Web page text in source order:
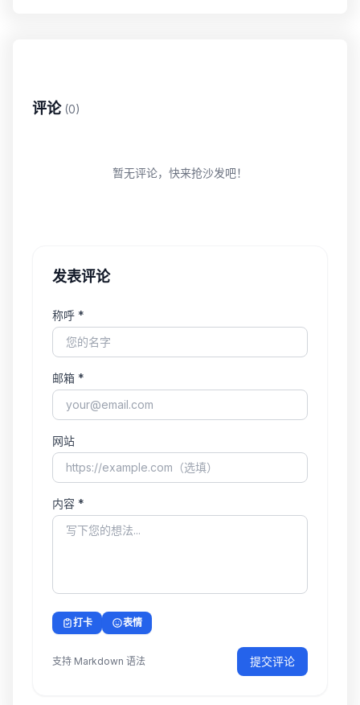
评论 (0)
暂无评论，快来抢沙发吧！
发表评论
称呼 *
邮箱 *
网站
内容 *
打卡 表情
支持 Markdown 语法 提交评论